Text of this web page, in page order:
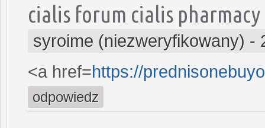
cialis forum cialis pharmacy
syroime (niezweryfikowany) -
<a href=https://
odpowiedz